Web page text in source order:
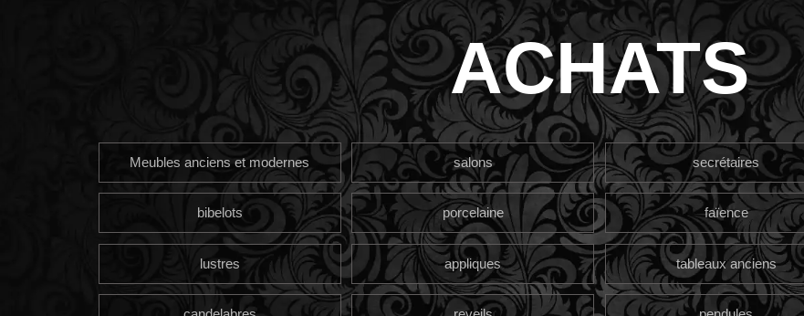
ACHATS
Meubles anciens et modernes salons secrétaires
bibelots porcelaine faïence
lustres appliques tableaux anciens